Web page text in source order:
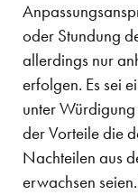
oder Stundung
allerdings nur
erfolgen. Es sei
unter
der Vorteile die
Nachteilen aus
erwachsen